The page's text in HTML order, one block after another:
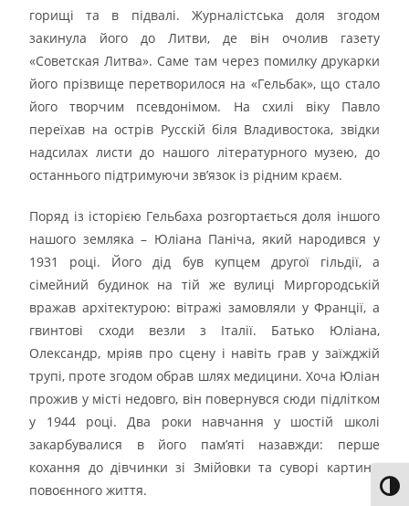
горищі та в підвалі. Журналістська доля згодом
закинула його до Литви, де він очолив газету
«Советская Литва». Саме там через помилку друкарки
його прізвище перетворилося на «Гельбак», що стало
його творчим псевдонімом. На схилі віку Павло
переїхав на острів Русскій біля Владивостока, звідки
надсилах листи до нашого літературного музею, до
останнього підтримуючи зв’язок із рідним краєм.
Поряд із історією Гельбаха розгортається доля іншого
нашого земляка – Юліана Паніча, який народився у
1931 році. Його дід був купцем другої гільдії, а
сімейний будинок на тій же вулиці Миргородській
вражав архітектурою: вітражі замовляли у Франції, а
гвинтові сходи везли з Італії. Батько Юліана,
Олександр, мріяв про сцену і навіть грав у заїжджій
трупі, проте згодом обрав шлях медицини. Хоча Юліан
прожив у місті недовго, він повернувся сюди підлітком
у 1944 році. Два роки навчання у шостій школі
закарбувалися в його пам’яті назавжди: перше
кохання до дівчинки зі Змійовки та суворі картини
повоєнного життя.